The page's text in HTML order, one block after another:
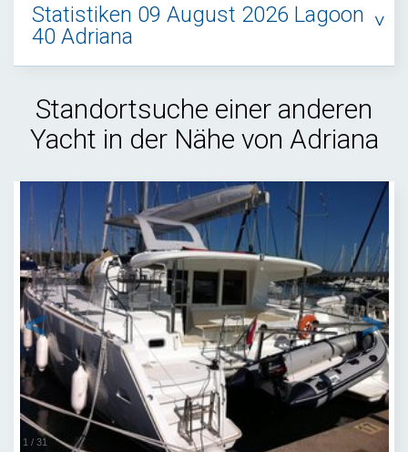
Statistiken 09 August 2026 Lagoon
40 Adriana
Standortsuche einer anderen
Yacht in der Nähe von Adriana
1 / 31